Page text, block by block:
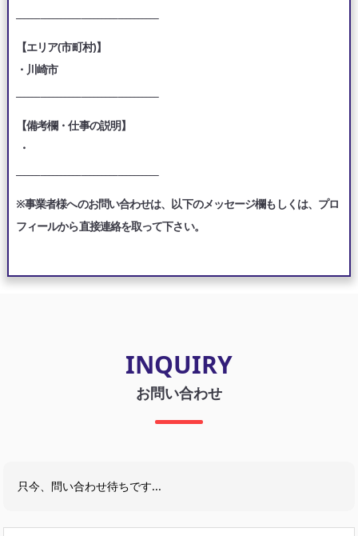
【エリア(市町村)】
・川崎市
【備考欄・仕事の説明】
・
※事業者様へのお問い合わせは、以下のメッセージ欄もしくは、プロ
フィールから直接連絡を取って下さい。
INQUIRY
お問い合わせ
只今、問い合わせ待ちです...